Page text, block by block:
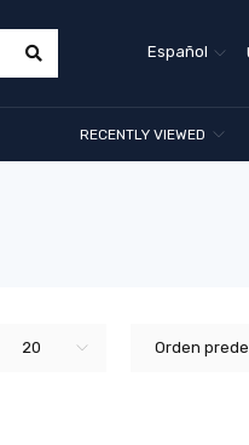
Español
RECENTLY VIEWED
Orden
20